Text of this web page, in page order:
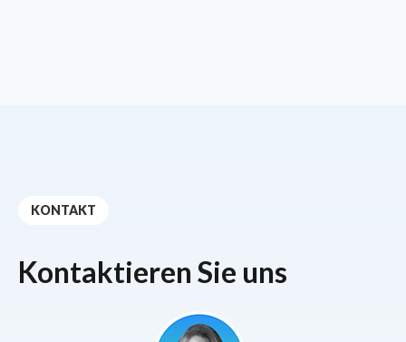
KONTAKT
Kontaktieren Sie uns